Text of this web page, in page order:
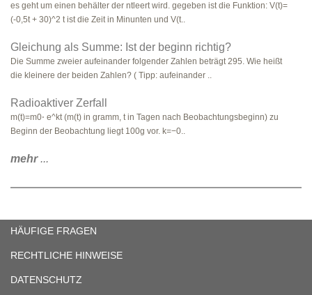
es geht um einen behälter der ntleert wird. gegeben ist die Funktion: V(t)=
(-0,5t + 30)^2 t ist die Zeit in Minunten und V(t..
Gleichung als Summe: Ist der beginn richtig?
Die Summe zweier aufeinander folgender Zahlen beträgt 295. Wie heißt
die kleinere der beiden Zahlen? ( Tipp: aufeinander ..
Radioaktiver Zerfall
m(t)=m0⋅ e^kt (m(t) in gramm, t in Tagen nach Beobachtungsbeginn) zu
Beginn der Beobachtung liegt 100g vor. k=−0..
mehr...
HÄUFIGE FRAGEN
RECHTLICHE HINWEISE
DATENSCHUTZ